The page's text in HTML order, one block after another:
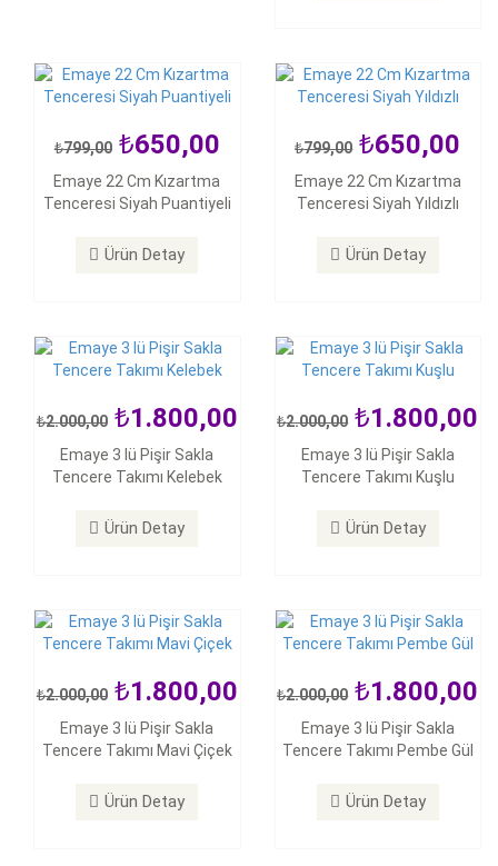
799,00 650,00
Emaye 22 Cm Kızartma
Tenceresi Siyah Puantiyeli
Ürün Detay
799,00 650,00
Emaye 22 Cm Kızartma
Tenceresi Siyah Yıldızlı
Ürün Detay
2.000,00 1.800,00
Emaye 3 lü Pişir Sakla
Tencere Takımı Kelebek
Ürün Detay
2.000,00 1.800,00
Emaye 3 lü Pişir Sakla
2.000,00 1.800,00
Emaye 3 lü Pişir Sakla
Tencere Takımı Kuşlu
Ürün Detay
2.000,00 1.800,00
Emaye 3 lü Pişir Sakla
2.000,00 1.800,00
Emaye 3 lü Pişir Sakla
Tencere Takımı Mavi Çiçek
Ürün Detay
2.000,00 1.800,00
2.000,00 1.800,00
Emaye 3 lü Pişir Sakla
Tencere Takımı Pembe Gül
Ürün Detay
2.000,00 1.800,00
Emaye 3 lü Pişir Sakla
2.000,00 1.800,00
Emaye 3 lü Pişir Sakla
500,00 300,00